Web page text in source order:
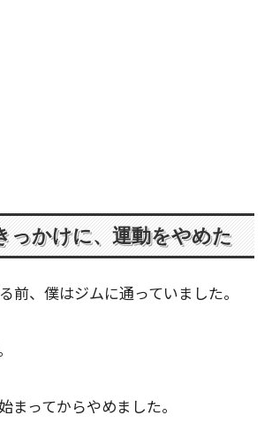
っかけに、運動をやめた
前、僕はジムに通っていました。
まってからやめました。